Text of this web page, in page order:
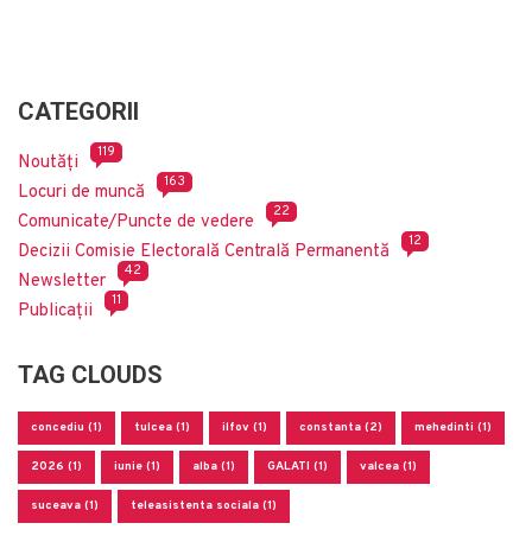
CATEGORII
Noutăți 119
Locuri de muncă 163
Comunicate/Puncte de vedere 22
Decizii Comisie Electorală Centrală Permanentă 12
Newsletter 42
Publicații 11
TAG CLOUDS
concediu (1) tulcea (1) ilfov (1) constanta (2) mehedinti (1)
2026 (1) iunie (1) alba (1) GALATI (1) valcea (1)
suceava (1) teleasistenta sociala (1)